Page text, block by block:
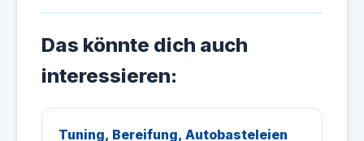
Das könnte dich auch
interessieren:
Tuning, Bereifung, Autobasteleien